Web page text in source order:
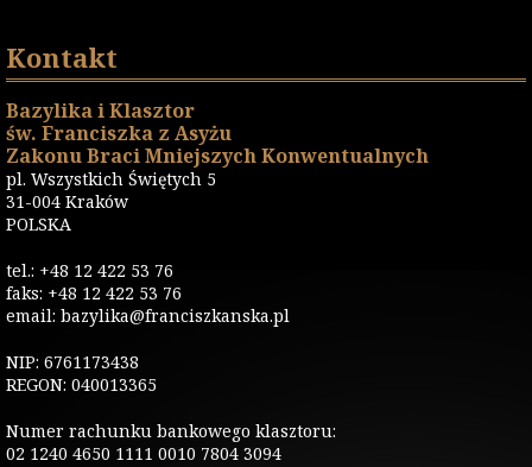
Kontakt
Bazylika i Klasztor
św. Franciszka z Asyżu
Zakonu Braci Mniejszych Konwentualnych
pl. Wszystkich Świętych 5
31-004 Kraków
POLSKA
tel.: +48 12 422 53 76
faks: +48 12 422 53 76
email: bazylika@franciszkanska.pl
NIP: 6761173438
REGON: 040013365
Numer rachunku bankowego klasztoru:
02 1240 4650 1111 0010 7804 3094